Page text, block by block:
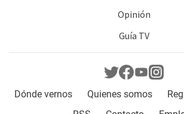
Opinión
Guía TV
Dónde vernos Quienes somos